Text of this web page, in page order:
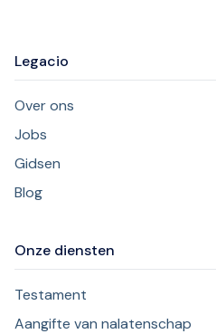
Legacio
Over ons
Jobs
Gidsen
Blog
Onze diensten
Testament
Aangifte van nalatenschap